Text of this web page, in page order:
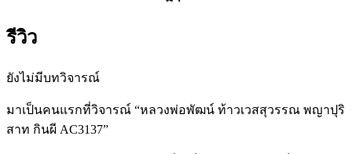
รีวิว
ยังไม่มีบทวิจารณ์
มาเป็นคนแรกที่วิจารณ์ “หลวงพ่อพัฒน์ ท้าวเวสสุวรรณ พญาปุริ
สาท กินผี AC3137”